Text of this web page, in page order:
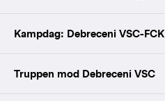
Kampdag: Debreceni VSC-FCK
Truppen mod Debreceni VSC